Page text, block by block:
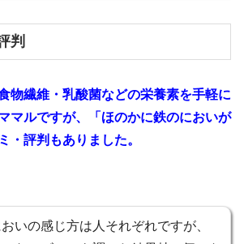
判
物繊維・乳酸菌などの栄養素を手軽に
マルですが、「 ほのかに鉄のにおいが
・評判もありました。
いの感じ方は人それぞれですが、